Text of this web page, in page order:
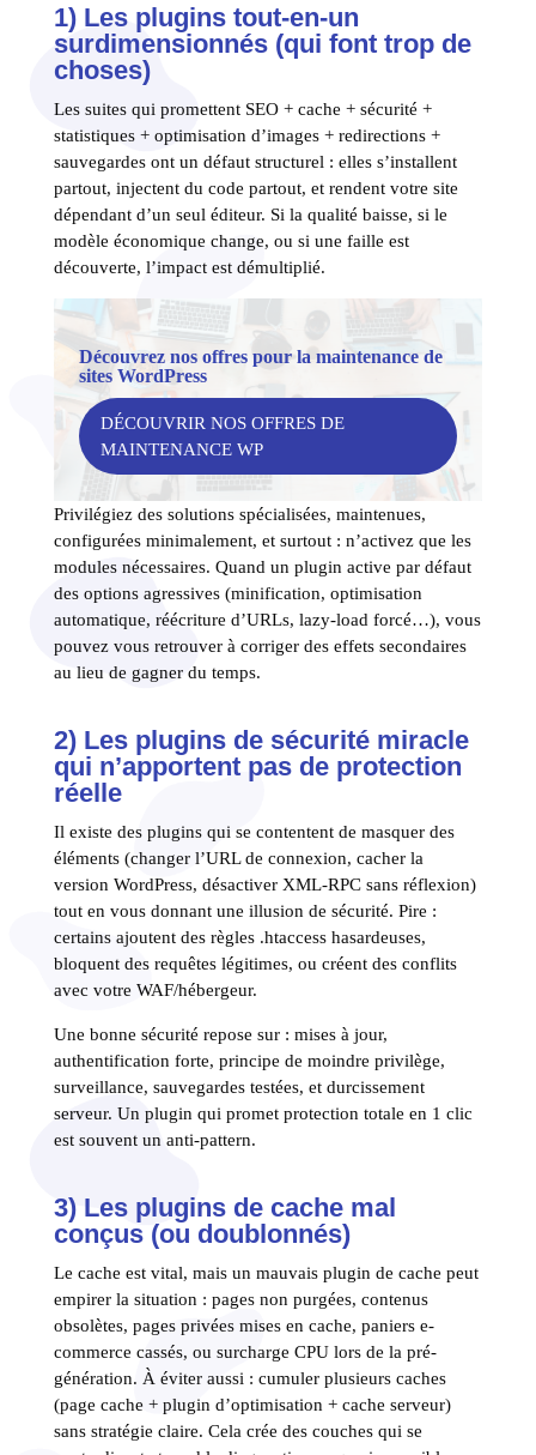
1) Les plugins tout-en-un
surdimensionnés (qui font trop de
choses)
Les suites qui promettent SEO + cache + sécurité +
statistiques + optimisation d’images + redirections +
sauvegardes ont un défaut structurel : elles s’installent
partout, injectent du code partout, et rendent votre site
dépendant d’un seul éditeur. Si la qualité baisse, si le
modèle économique change, ou si une faille est
découverte, l’impact est démultiplié.
Découvrez nos offres pour la maintenance de
sites WordPress
DÉCOUVRIR NOS OFFRES DE
MAINTENANCE WP
Privilégiez des solutions spécialisées, maintenues,
configurées minimalement, et surtout : n’activez que les
modules nécessaires. Quand un plugin active par défaut
des options agressives (minification, optimisation
automatique, réécriture d’URLs, lazy-load forcé…), vous
pouvez vous retrouver à corriger des effets secondaires
au lieu de gagner du temps.
2) Les plugins de sécurité miracle
qui n’apportent pas de protection
réelle
Il existe des plugins qui se contentent de masquer des
éléments (changer l’URL de connexion, cacher la
version WordPress, désactiver XML-RPC sans réflexion)
tout en vous donnant une illusion de sécurité. Pire :
certains ajoutent des règles .htaccess hasardeuses,
bloquent des requêtes légitimes, ou créent des conflits
avec votre WAF/hébergeur.
Une bonne sécurité repose sur : mises à jour,
authentification forte, principe de moindre privilège,
surveillance, sauvegardes testées, et durcissement
serveur. Un plugin qui promet protection totale en 1 clic
est souvent un anti-pattern.
3) Les plugins de cache mal
conçus (ou doublonnés)
Le cache est vital, mais un mauvais plugin de cache peut
empirer la situation : pages non purgées, contenus
obsolètes, pages privées mises en cache, paniers e-
commerce cassés, ou surcharge CPU lors de la pré-
génération. À éviter aussi : cumuler plusieurs caches
(page cache + plugin d’optimisation + cache serveur)
sans stratégie claire. Cela crée des couches qui se